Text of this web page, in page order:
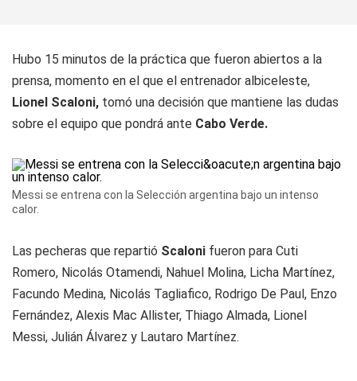
Hubo 15 minutos de la práctica que fueron abiertos a la
prensa, momento en el que el entrenador albiceleste,
Lionel Scaloni, tomó una decisión que mantiene las dudas
sobre el equipo que pondrá ante Cabo Verde.
Messi se entrena con la Selección argentina bajo un intenso
calor.
Las pecheras que repartió Scaloni fueron para Cuti
Romero, Nicolás Otamendi, Nahuel Molina, Licha Martínez,
Facundo Medina, Nicolás Tagliafico, Rodrigo De Paul, Enzo
Fernández, Alexis Mac Allister, Thiago Almada, Lionel
Messi, Julián Álvarez y Lautaro Martínez.